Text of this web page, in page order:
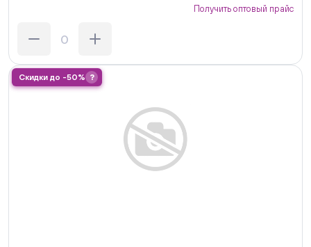
Получить оптовый прайс
Скидки до -50% ?